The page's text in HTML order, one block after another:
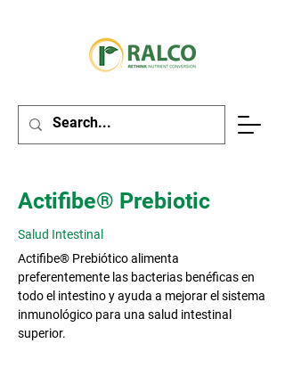
Actifibe® Prebiotic
Salud Intestinal
Actifibe® Prebiótico alimenta
preferentemente las bacterias benéficas en
todo el intestino y ayuda a mejorar el sistema
inmunológico para una salud intestinal
superior. ​